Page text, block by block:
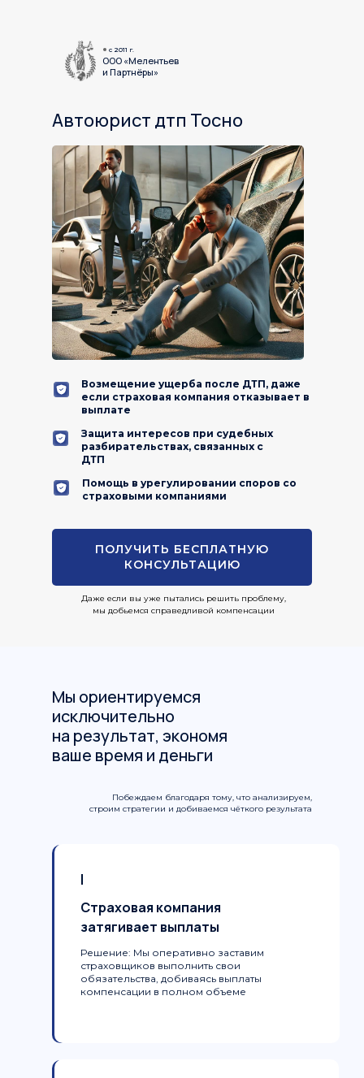
Автоюрист дтп Тосно
ООО «Мелентьев
и Партнёры»
c 2011 г.
ПОЛУЧИТЬ БЕСПЛАТНУЮ
КОНСУЛЬТАЦИЮ
Возмещение ущерба после ДТП, даже
если страховая компания отказывает в
выплате
Защита интересов при судебных
разбирательствах, связанных с
ДТП
Помощь в урегулировании споров со
страховыми компаниями
Даже если вы уже пытались решить проблему,
мы добьемся справедливой компенсации
Мы ориентируемся
исключительно
на результат, экономя
ваше время и деньги
Побеждаем благодаря тому, что анализируем,
строим стратегии и добиваемся чёткого результата
Решение: Мы оперативно заставим
страховщиков выполнить свои
обязательства, добиваясь выплаты
компенсации в полном объеме
Страховая компания
затягивает выплаты
I